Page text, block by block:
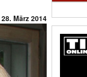
28. März 2014